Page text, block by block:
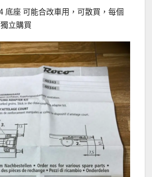
底座 可能合改車用，可散買，每個
立購買